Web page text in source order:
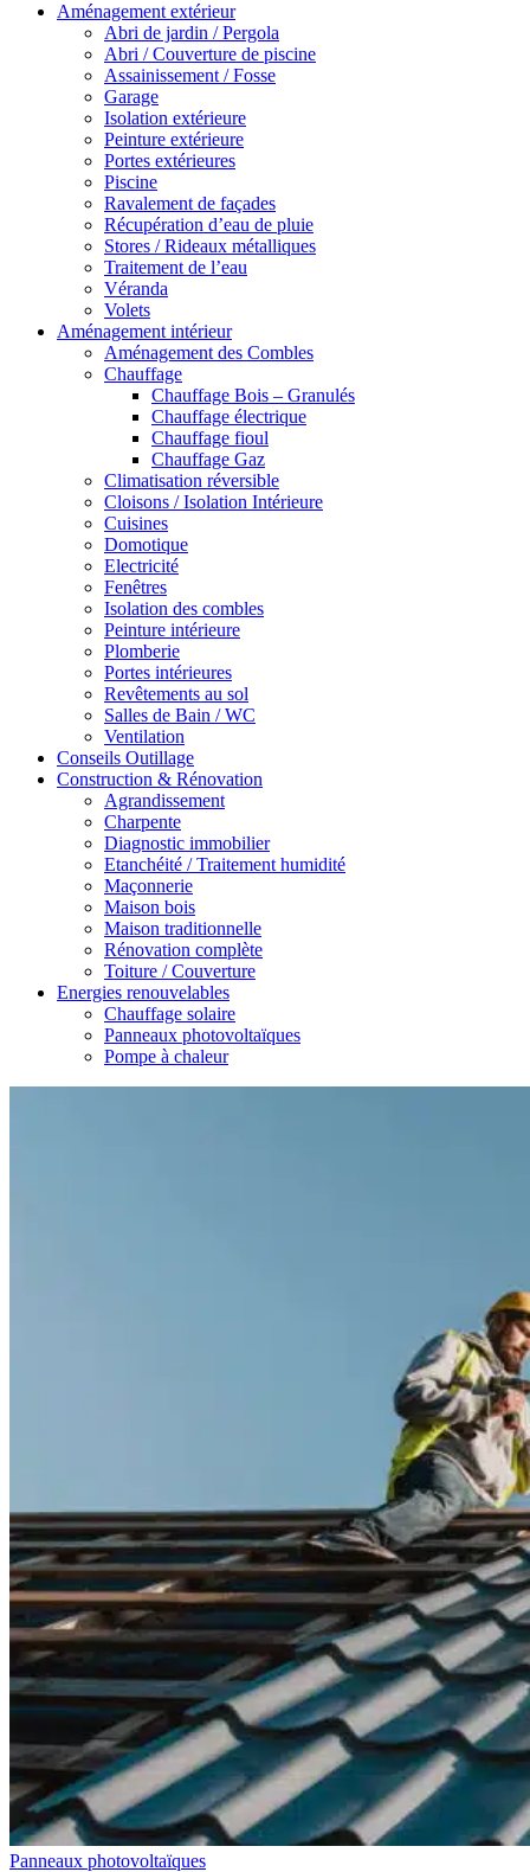
Aménagement extérieur
Abri de jardin / Pergola
Abri / Couverture de piscine
Assainissement / Fosse
Garage
Isolation extérieure
Peinture extérieure
Portes extérieures
Piscine
Ravalement de façades
Récupération d’eau de pluie
Stores / Rideaux métalliques
Traitement de l’eau
Véranda
Volets
Aménagement intérieur
Aménagement des Combles
Chauffage
Chauffage Bois – Granulés
Chauffage électrique
Chauffage fioul
Chauffage Gaz
Climatisation réversible
Cloisons / Isolation Intérieure
Cuisines
Domotique
Electricité
Fenêtres
Isolation des combles
Peinture intérieure
Plomberie
Portes intérieures
Revêtements au sol
Salles de Bain / WC
Ventilation
Conseils Outillage
Construction & Rénovation
Agrandissement
Charpente
Diagnostic immobilier
Etanchéité / Traitement humidité
Maçonnerie
Maison bois
Maison traditionnelle
Rénovation complète
Toiture / Couverture
Energies renouvelables
Chauffage solaire
Panneaux photovoltaïques
Pompe à chaleur
Panneaux photovoltaïques